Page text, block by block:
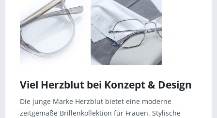
Viel Herzblut bei Konzept & Design
Die junge Marke Herzblut bietet eine moderne
zeitgemäße Brillenkollektion für Frauen. Stylische